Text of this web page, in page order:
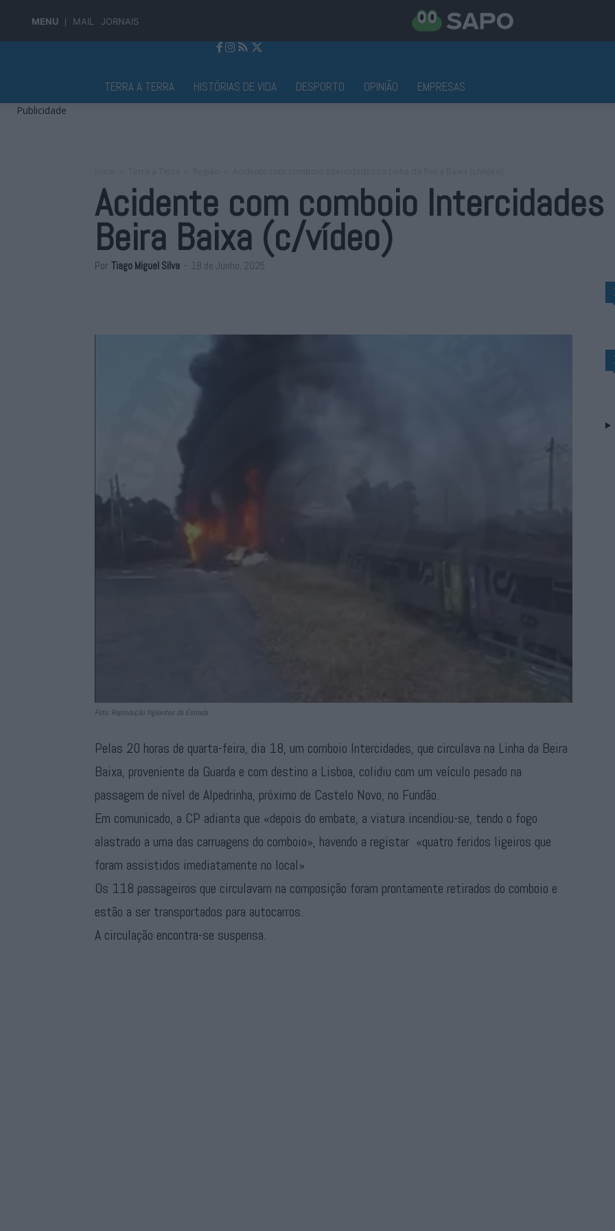
MENU MAIL JORNAIS
TERRA A TERRA HISTÓRIAS DE VIDA DESPORTO OPINIÃO EMPRESAS
Publicidade
Acidente com comboio Intercidades
Beira Baixa (c/vídeo)
Por Tiago Miguel Silva - 18 de Junho, 2025
Foto: Reprodução Vigilantes da Estrada
Pelas 20 horas de quarta-feira, dia 18, um comboio Intercidades, que circulava na Linha da Beira
Baixa, proveniente da Guarda e com destino a Lisboa, colidiu com um veículo pesado na
passagem de nível de Alpedrinha, próximo de Castelo Novo, no Fundão.
Em comunicado, a CP adianta que «depois do embate, a viatura incendiou-se, tendo o fogo
alastrado a uma das carruagens do comboio», havendo a registar «quatro feridos ligeiros que
foram assistidos imediatamente no local»
Os 118 passageiros que circulavam na composição foram prontamente retirados do comboio e
estão a ser transportados para autocarros.
A circulação encontra-se suspensa.